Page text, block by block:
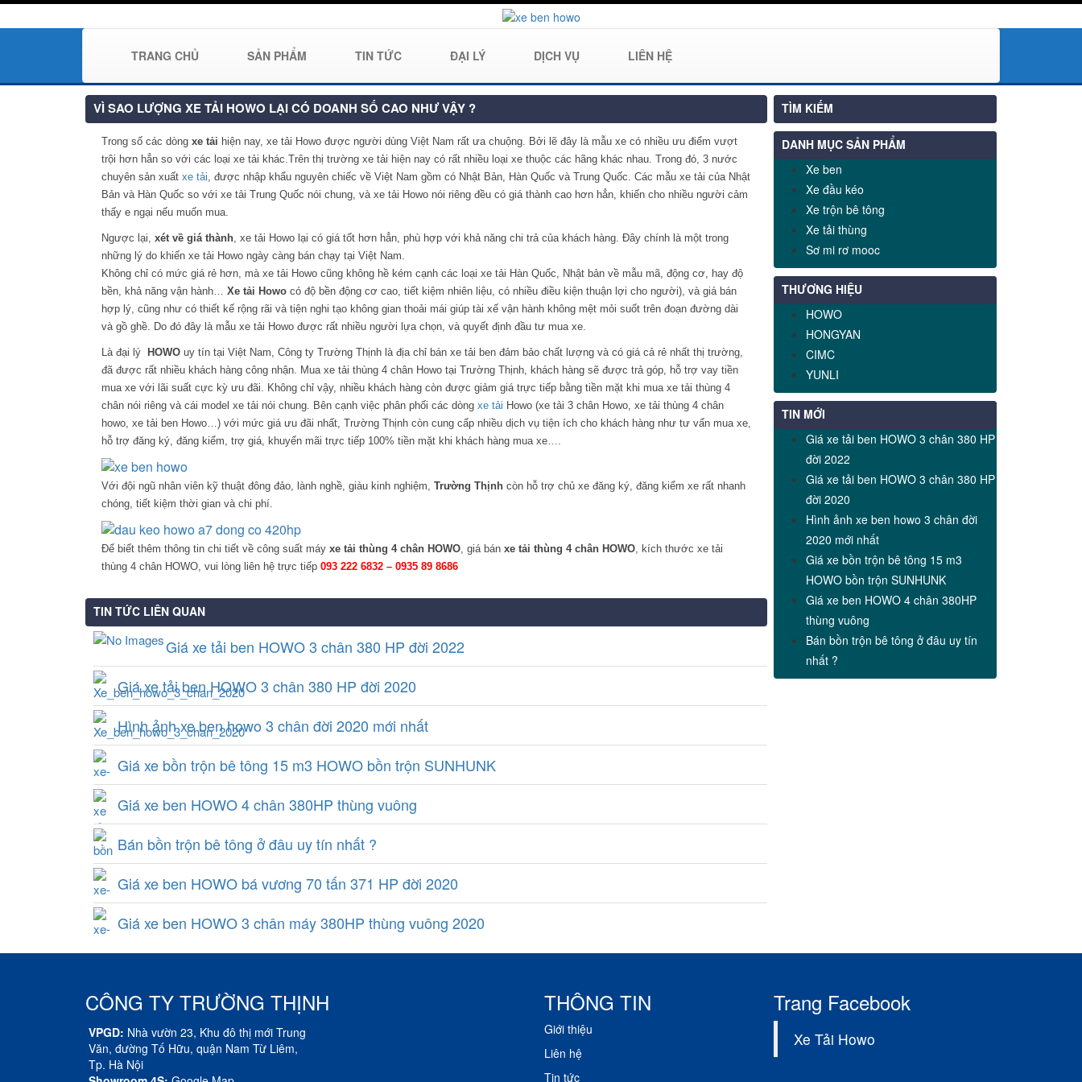
TRANG CHỦ SẢN PHẨM TIN TỨC ĐẠI LÝ DỊCH VỤ LIÊN HỆ
VÌ SAO LƯỢNG XE TẢI HOWO LẠI CÓ DOANH SỐ CAO NHƯ VẬY ?
Trong số các dòng xe tải hiện nay, xe tải Howo được người dùng Việt Nam rất ưa chuộng. Bởi lẽ đây là mẫu xe có nhiều ưu điểm vượt
trội hơn hẳn so với các loại xe tải khác.Trên thị trường xe tải hiện nay có rất nhiều loại xe thuộc các hãng khác nhau. Trong đó, 3 nước
chuyên sản xuất xe tải, được nhập khẩu nguyên chiếc về Việt Nam gồm có Nhật Bản, Hàn Quốc và Trung Quốc. Các mẫu xe tải của Nhật
Bản và Hàn Quốc so với xe tải Trung Quốc nói chung, và xe tải Howo nói riêng đều có giá thành cao hơn hẳn, khiến cho nhiều người cảm
thấy e ngại nếu muốn mua.
Ngược lại, xét về giá thành, xe tải Howo lại có giá tốt hơn hẳn, phù hợp với khả năng chi trả của khách hàng. Đây chính là một trong
những lý do khiến xe tải Howo ngày càng bán chạy tại Việt Nam.
Không chỉ có mức giá rẻ hơn, mà xe tải Howo cũng không hề kém cạnh các loại xe tải Hàn Quốc, Nhật bản về mẫu mã, động cơ, hay độ
bền, khả năng vận hành… Xe tải Howo có độ bền động cơ cao, tiết kiệm nhiên liệu, có nhiều điều kiện thuận lợi cho người), và giá bán
hợp lý, cũng như có thiết kế rộng rãi và tiện nghi tạo không gian thoải mái giúp tài xế vận hành không mệt mỏi suốt trên đoạn đường dài
và gồ ghề. Do đó đây là mẫu xe tải Howo được rất nhiều người lựa chọn, và quyết định đầu tư mua xe.
Là đại lý HOWO uy tín tại Việt Nam, Công ty Trường Thịnh là địa chỉ bán xe tải ben đảm bảo chất lượng và có giá cả rẻ nhất thị trường,
đã được rất nhiều khách hàng công nhận. Mua xe tải thùng 4 chân Howo tại Trường Thịnh, khách hàng sẽ được trả góp, hỗ trợ vay tiền
mua xe với lãi suất cực kỳ ưu đãi. Không chỉ vậy, nhiều khách hàng còn được giảm giá trực tiếp bằng tiền mặt khi mua xe tải thùng 4
chân nói riêng và cái model xe tải nói chung. Bên cạnh việc phân phối các dòng xe tải Howo (xe tải 3 chân Howo, xe tải thùng 4 chân
howo, xe tải ben Howo…) với mức giá ưu đãi nhất, Trường Thịnh còn cung cấp nhiều dịch vụ tiện ích cho khách hàng như tư vấn mua xe,
hỗ trợ đăng ký, đăng kiểm, trợ giá, khuyến mãi trực tiếp 100% tiền mặt khi khách hàng mua xe….
Với đội ngũ nhân viên kỹ thuật đông đảo, lành nghề, giàu kinh nghiệm, Trường Thịnh còn hỗ trợ chủ xe đăng ký, đăng kiểm xe rất nhanh
chóng, tiết kiệm thời gian và chi phí.
Để biết thêm thông tin chi tiết về công suất máy xe tải thùng 4 chân HOWO , giá bán xe tải thùng 4 chân HOWO , kích thước xe tải
thùng 4 chân HOWO, vui lòng liên hệ trực tiếp 093 222 6832 – 0935 89 8686
TIN TỨC LIÊN QUAN
Giá xe tải ben HOWO 3 chân 380 HP đời 2022
Giá xe tải ben HOWO 3 chân 380 HP đời 2020
Hình ảnh xe ben howo 3 chân đời 2020 mới nhất
Giá xe bồn trộn bê tông 15 m3 HOWO bồn trộn SUNHUNK
Giá xe ben HOWO 4 chân 380HP thùng vuông
Bán bồn trộn bê tông ở đâu uy tín nhất ?
Giá xe ben HOWO bá vương 70 tấn 371 HP đời 2020
Giá xe ben HOWO 3 chân máy 380HP thùng vuông 2020
TÌM KIẾM
DANH MỤC SẢN PHẨM
Xe ben
Xe đầu kéo
Xe trộn bê tông
Xe tải thùng
Sơ mi rơ mooc
THƯƠNG HIỆU
HOWO
HONGYAN
CIMC
YUNLI
TIN MỚI
Giá xe tải ben HOWO 3 chân 380 HP
đời 2022
Giá xe tải ben HOWO 3 chân 380 HP
đời 2020
Hình ảnh xe ben howo 3 chân đời
2020 mới nhất
Giá xe bồn trộn bê tông 15 m3
HOWO bồn trộn SUNHUNK
Giá xe ben HOWO 4 chân 380HP
thùng vuông
Bán bồn trộn bê tông ở đâu uy tín
nhất ?
CÔNG TY TRƯỜNG THỊNH
VPGD: Nhà vườn 23, Khu đô thị mới Trung
Văn, đường Tố Hữu, quận Nam Từ Liêm,
Tp. Hà Nội
THÔNG TIN
Giới thiệu
Liên hệ
Tin tức
Trang Facebook
Xe Tải Howo